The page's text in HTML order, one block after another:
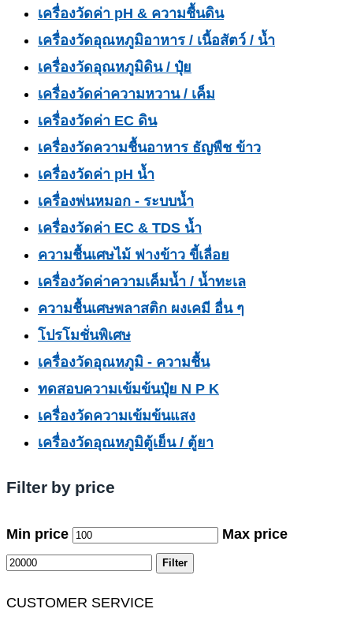
เครื่องวัดค่า pH & ความชื้นดิน
เครื่องวัดอุณหภูมิอาหาร / เนื้อสัตว์ / น้ำ
เครื่องวัดอุณหภูมิดิน / ปุ๋ย
เครื่องวัดค่าความหวาน / เค็ม
เครื่องวัดค่า EC ดิน
เครื่องวัดความชื้นอาหาร ธัญพืช ข้าว
เครื่องวัดค่า pH น้ำ
เครื่องพ่นหมอก - ระบบน้ำ
เครื่องวัดค่า EC & TDS น้ำ
ความชื้นเศษไม้ ฟางข้าว ขี้เลื่อย
เครื่องวัดค่าความเค็มน้ำ / น้ำทะเล
ความชื้นเศษพลาสติก ผงเคมี อื่น ๆ
โปรโมชั่นพิเศษ
เครื่องวัดอุณหภูมิ - ความชื้น
ทดสอบความเข้มข้นปุ๋ย N P K
เครื่องวัดความเข้มข้นแสง
เครื่องวัดอุณหภูมิตู้เย็น / ตู้ยา
Filter by price
Min price Max price
Filter
CUSTOMER SERVICE